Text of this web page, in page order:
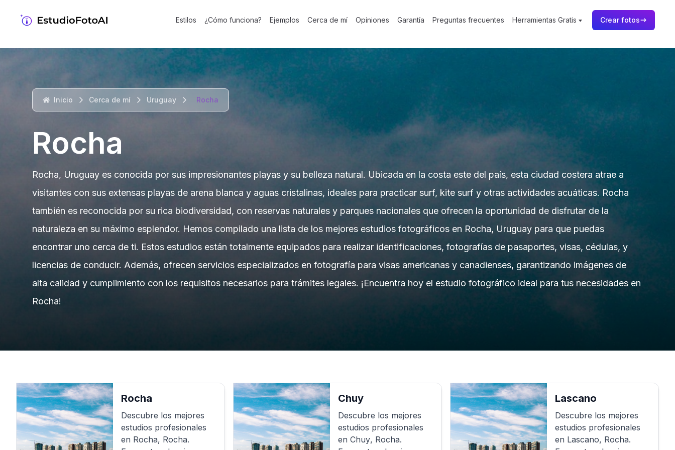
Estilos ¿Cómo funciona? Ejemplos Cerca de mí Opiniones Garantía Preguntas frecuentes Herramientas Gratis Crear fotos
Inicio Cerca de mí Uruguay Rocha
Rocha
Rocha, Uruguay es conocida por sus impresionantes playas y su belleza natural. Ubicada en la costa este del país, esta ciudad costera atrae a
visitantes con sus extensas playas de arena blanca y aguas cristalinas, ideales para practicar surf, kite surf y otras actividades acuáticas. Rocha
también es reconocida por su rica biodiversidad, con reservas naturales y parques nacionales que ofrecen la oportunidad de disfrutar de la
naturaleza en su máximo esplendor. Hemos compilado una lista de los mejores estudios fotográficos en Rocha, Uruguay para que puedas
encontrar uno cerca de ti. Estos estudios están totalmente equipados para realizar identificaciones, fotografías de pasaportes, visas, cédulas, y
licencias de conducir. Además, ofrecen servicios especializados en fotografía para visas americanas y canadienses, garantizando imágenes de
alta calidad y cumplimiento con los requisitos necesarios para trámites legales. ¡Encuentra hoy el estudio fotográfico ideal para tus necesidades en
Rocha!
Rocha
Descubre los mejores
estudios profesionales
en Rocha, Rocha.
Chuy
Descubre los mejores
estudios profesionales
en Chuy, Rocha.
Lascano
Descubre los mejores
estudios profesionales
en Lascano, Rocha.